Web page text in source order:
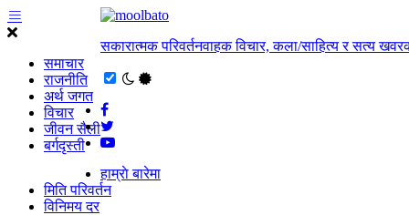
समाचार
राजनीति
अर्थ जगत
विचार
जीवन सैली
बर्गदृस्ती
सकारात्मक परिवर्तनवाहक विचार, कला/साहित्य र सत्य
हाम्राे बारेमा
मिति परिवर्तन
विनिमय दर